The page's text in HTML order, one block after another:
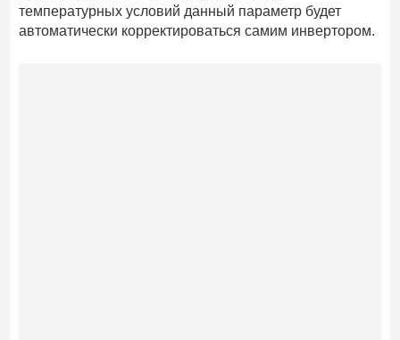
температурных условий данный параметр будет
автоматически корректироваться самим инвертором.